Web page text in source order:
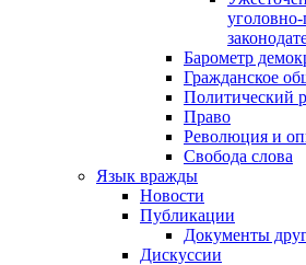
Барометр
Гражданское
Политический
Право
Революция и
Свобода слова
Язык вражды
Новости
Публикации
Документы
Дискуссии